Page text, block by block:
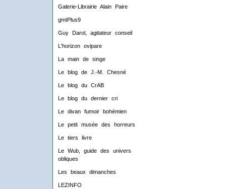
Galerie-Librairie Alain Paire
gmtPlus9
Guy Darol, agitateur conseil
L'horizon ovipare
La main de singe
Le blog de J.-M. Chesné
Le blog du CrAB
Le blog du dernier cri
Le divan fumoir bohémien
Le petit musée des horreurs
Le tiers livre
Le Wub, guide des univers
obliques
Les beaux dimanches
LEZINFO